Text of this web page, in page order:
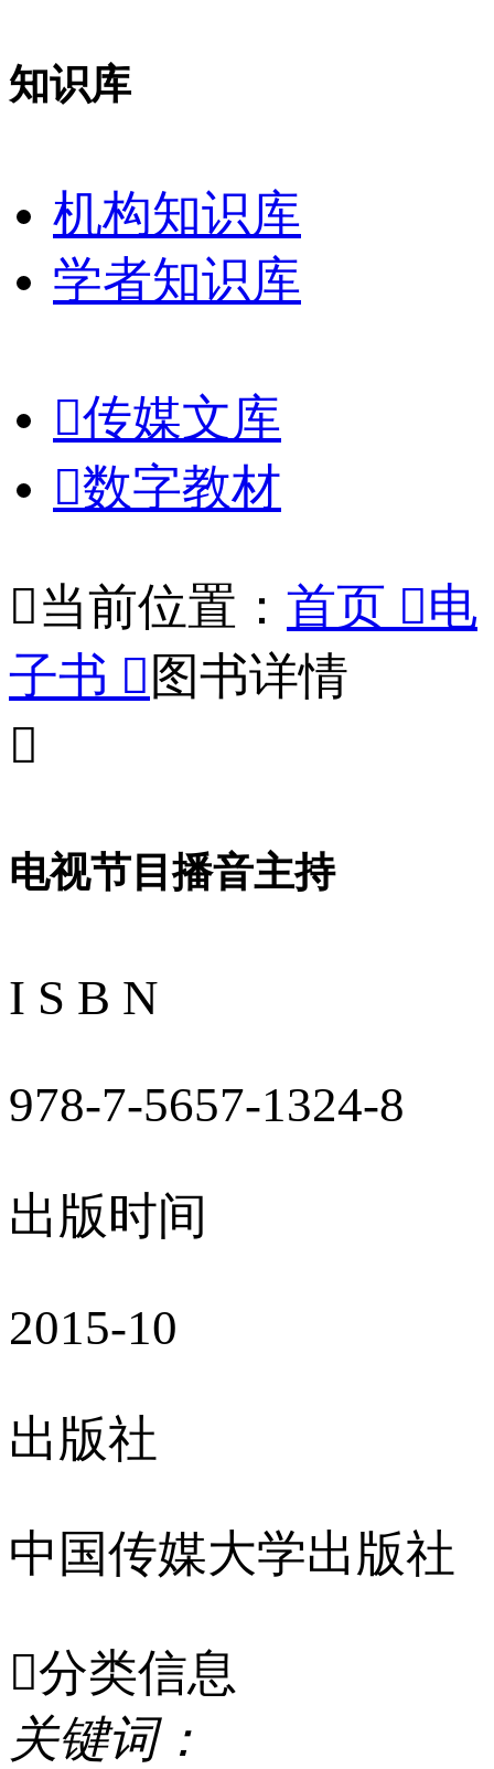
知识库
机构知识库
学者知识库
传媒文库
数字教材
当前位置： 首页 电
子书  图书详情

电视节目播音主持
I S B N
978-7-5657-1324-8
出版时间
2015-10
出版社
中国传媒大学出版社
分类信息
关键词：